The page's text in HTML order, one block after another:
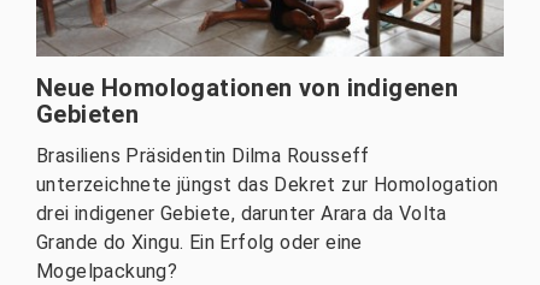
Neue Homologationen von indigenen
Gebieten
Brasiliens Präsidentin Dilma Rousseff
unterzeichnete jüngst das Dekret zur Homologation
drei indigener Gebiete, darunter Arara da Volta
Grande do Xingu. Ein Erfolg oder eine
Mogelpackung?